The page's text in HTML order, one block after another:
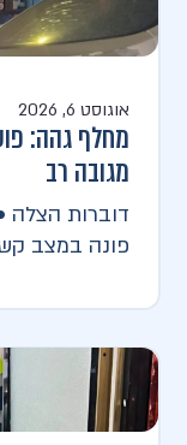
אוגוסט 6, 2026
מחלף גהה:
מגובה רב
דוברות הצלה
פונה במצב